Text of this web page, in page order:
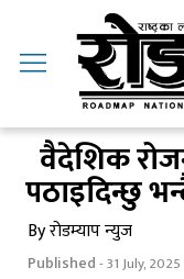
वैदेशिक
पठाइदिन्छु
By रोडम्याप न्युज
Published- 31 July,